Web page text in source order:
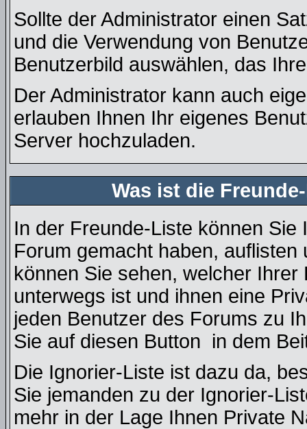
Sollte der Administrator einen
und die Verwendung von
Benutzerbild auswählen, das
Der Administrator kann auch
erlauben Ihnen Ihr eigenes
Server hochzuladen.
Was ist die
In der Freunde-Liste können
Forum gemacht haben,
können Sie sehen, welcher
unterwegs ist und ihnen eine
jeden Benutzer des Forums zu
Sie auf diesen Button in dem
Die Ignorier-Liste ist dazu da,
Sie jemanden zu der Ignorier-
mehr in der Lage Ihnen Private